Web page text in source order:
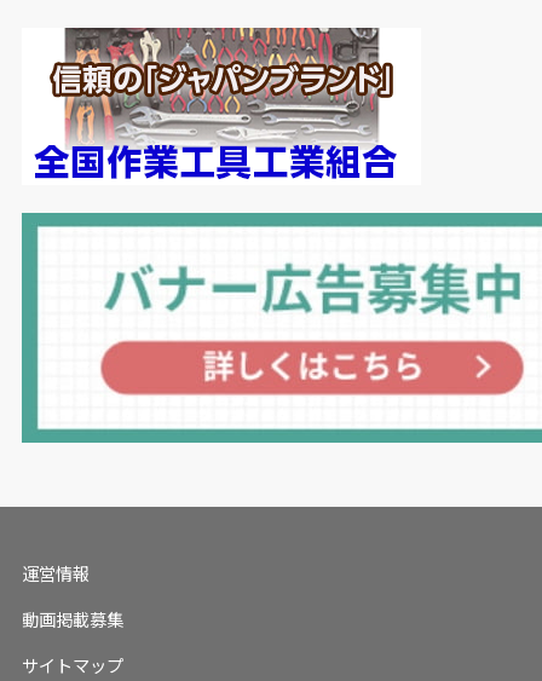
運営情報
動画掲載募集
サイトマップ